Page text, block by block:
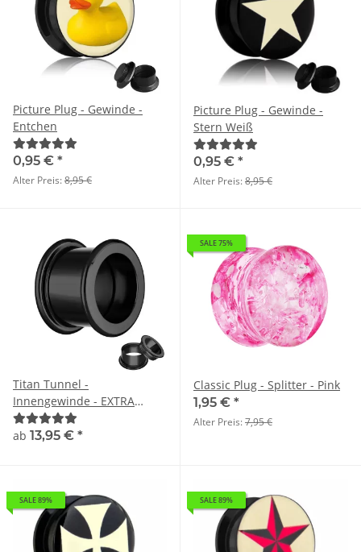
Picture Plug - Gewinde -
Entchen
0,95 € *
Alter Preis:8,95 €
Picture Plug - Gewinde -
Stern Weiß
0,95 € *
Alter Preis:8,95 €
Titan Tunnel -
Innengewinde - EXTRA
LANG - Schwarz
ab 13,95 € *
SALE 75%
Classic Plug - Splitter - Pink
1,95 € *
Alter Preis:7,95 €
SALE 89% SALE 89%